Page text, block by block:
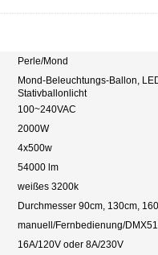
Perle/Mond
Mond-Beleuchtungs-Ballon,
Stativballonlicht
100~240VAC
2000W
4x500w
54000 lm
weißes 3200k
Durchmesser 90cm, 130cm,
manuell/Fernbedienung/
16A/120V oder 8A/230V